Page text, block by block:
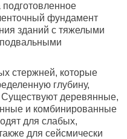
фундамент
зданий с тяжелыми
стержней, которые
глубину,
деревянные,
и комбинированные
для слабых,
для сейсмически